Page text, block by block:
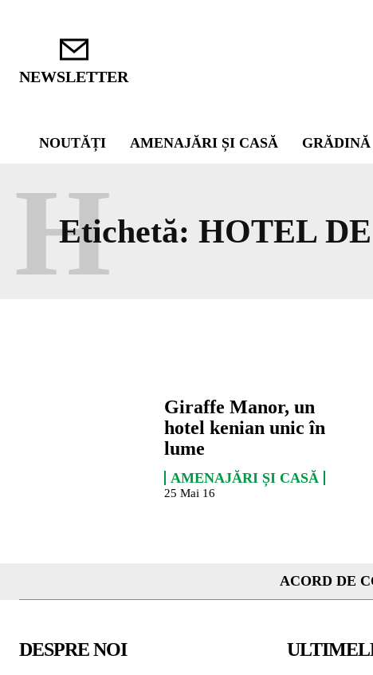
NEWSLETTER
NOUTĂȚI AMENAJĂRI ȘI CASĂ GRĂDINĂ
Etichetă: HOTEL
H
Giraffe Manor, un
hotel kenian unic în
lume
AMENAJĂRI ȘI CASĂ
25 Mai 16
ACORD DE
DESPRE NOI